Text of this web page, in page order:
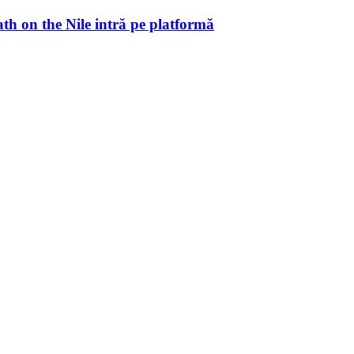
on the Nile intră pe platformă